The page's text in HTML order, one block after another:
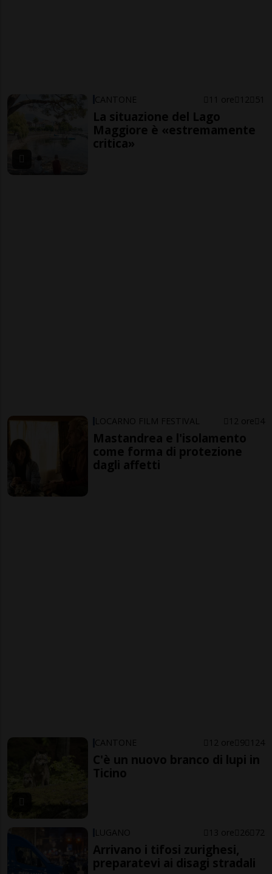
CANTONE 11 ore 12 51
La situazione del Lago
Maggiore è «estremamente
critica»
LOCARNO FILM FESTIVAL 12 ore 4
Mastandrea e l'isolamento
come forma di protezione
dagli affetti
CANTONE 12 ore 9 124
C'è un nuovo branco di lupi in
Ticino
LUGANO 13 ore 26 72
Arrivano i tifosi zurighesi,
preparatevi ai disagi stradali